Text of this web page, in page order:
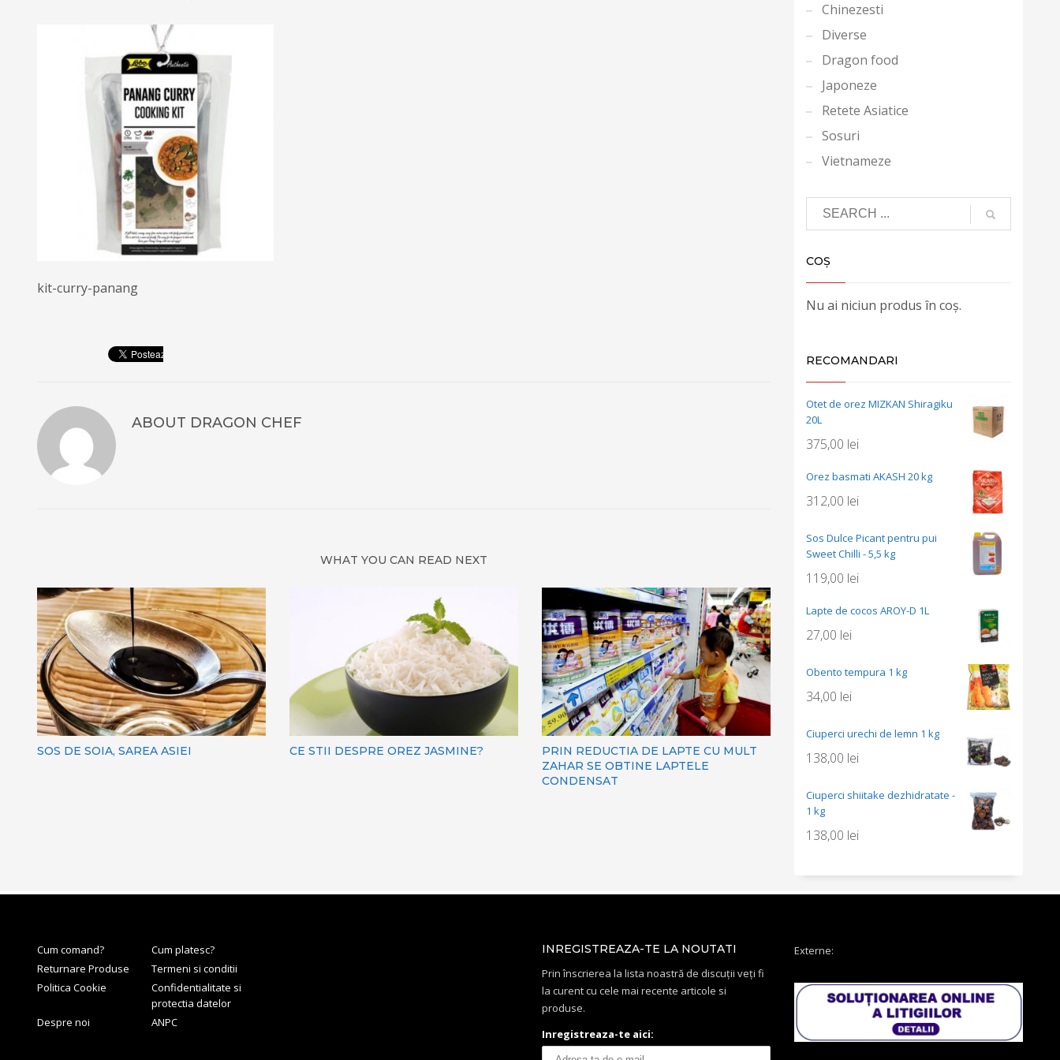
kit-curry-panang
ABOUT DRAGON CHEF
WHAT YOU CAN READ NEXT
SOS DE SOIA, SAREA ASIEI CE STII DESPRE OREZ JASMINE?
PRIN REDUCTIA DE LAPTE CU MULT
ZAHAR SE OBTINE LAPTELE
CONDENSAT
Chinezesti
Diverse
Dragon food
Japoneze
Retete Asiatice
Sosuri
Vietnameze
COȘ
Nu ai niciun produs în coș.
RECOMANDARI
Otet de orez MIZKAN Shiragiku
20L
375,00 lei
Orez basmati AKASH 20 kg
312,00 lei
Sos Dulce Picant pentru pui
Sweet Chilli - 5,5 kg
119,00 lei
Lapte de cocos AROY-D 1L
27,00 lei
Obento tempura 1 kg
34,00 lei
Ciuperci urechi de lemn 1 kg
138,00 lei
Ciuperci shiitake dezhidratate -
1 kg
138,00 lei
Cum comand?
Cum platesc?
Returnare Produse
Termeni si conditii
Politica Cookie
Confidentialitate si
protectia datelor
Despre noi
ANPC
INREGISTREAZA-TE LA NOUTATI
Prin înscrierea la lista noastră de discuții veți fi
la curent cu cele mai recente articole si
produse.
Inregistreaza-te aici:
Externe: